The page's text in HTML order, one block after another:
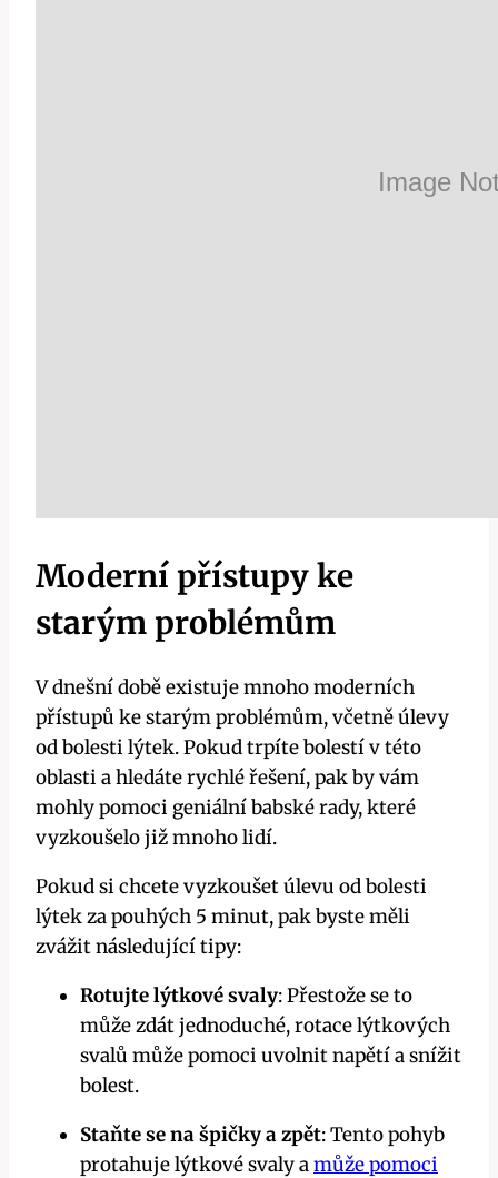
Moderní ​přístupy ke
starým problémům
V ⁤dnešní době existuje mnoho moderních
⁤přístupů ke⁢ starým problémům, včetně úlevy⁣
od bolesti‍ lýtek. Pokud trpíte bolestí v této
oblasti a hledáte rychlé​ řešení, pak by ⁣vám
mohly pomoci geniální babské rady,⁤ které
vyzkoušelo⁤ již mnoho lidí.
Pokud si chcete vyzkoušet úlevu od bolesti
lýtek‍ za ⁤pouhých⁤ 5 minut, pak ‌byste​ měli
zvážit následující tipy:
Rotujte lýtkové svaly: Přestože ⁤se to
může zdát‍ jednoduché, rotace lýtkových
svalů může pomoci uvolnit napětí a ​snížit
bolest.
Staňte se na špičky a zpět: Tento pohyb
protahuje lýtkové svaly amůže‍ pomoci